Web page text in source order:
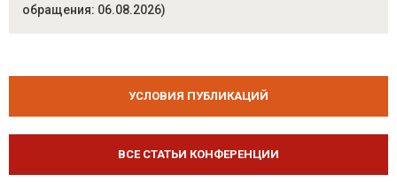
обращения: 06.08.2026)
УСЛОВИЯ ПУБЛИКАЦИЙ
ВСЕ СТАТЬИ КОНФЕРЕНЦИИ